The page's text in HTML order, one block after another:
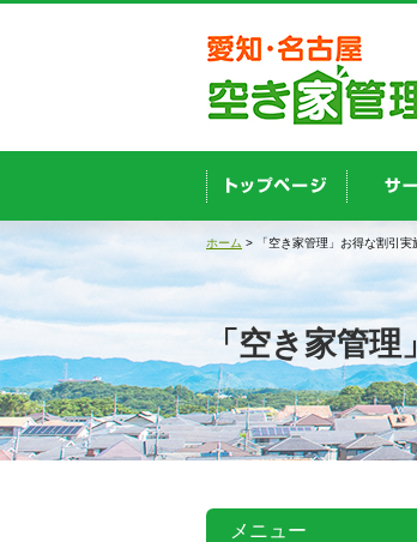
ホーム > 「空き家管理」お得な割引
「空き家管
メニュー